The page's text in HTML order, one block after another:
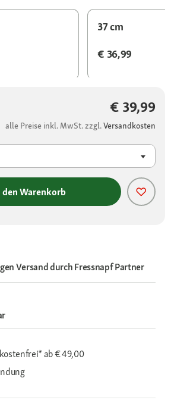
37 cm
€ 36,99
€ 39,99
alle Preise inkl. MwSt. zzgl.Versandkosten
den Warenkorb
Versand durchFressnapf Partner
ab € 49,00